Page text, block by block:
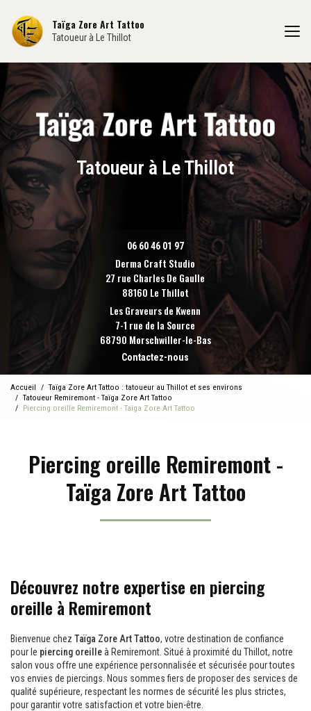
contenu
principal
Taïga Zore Art Tattoo
Tatoueur à Le Thillot
Tatoueur à Le Thillot
06 60 46 01 97
Derma Craft Studio
27 rue Charles De Gaulle
88160 Le Thillot
Les Graveurs de Kwenn
7-1 rue de la Source
68790 Morschwiller-le-Bas
Contactez-nous
Accueil
Taïga Zore Art Tattoo : tatoueur au Thillot et ses environs
Tatoueur Remiremont - Taïga Zore Art Tattoo
Piercing oreille Remiremont - Taïga Zore Art Tattoo
Piercing oreille Remiremont -
Taïga Zore Art Tattoo
Découvrez notre expertise en piercing
oreille à Remiremont
Bienvenue chez Taïga Zore Art Tattoo, votre destination de confiance
pour le piercing oreilleà Remiremont. Situé à proximité du Thillot, notre
salon vous offre une expérience personnalisée et sécurisée pour toutes
vos envies de piercings. Nous sommes fiers de proposer des services de
qualité supérieure, respectant les normes de sécurité les plus strictes,
pour garantir votre satisfaction et votre bien-être.